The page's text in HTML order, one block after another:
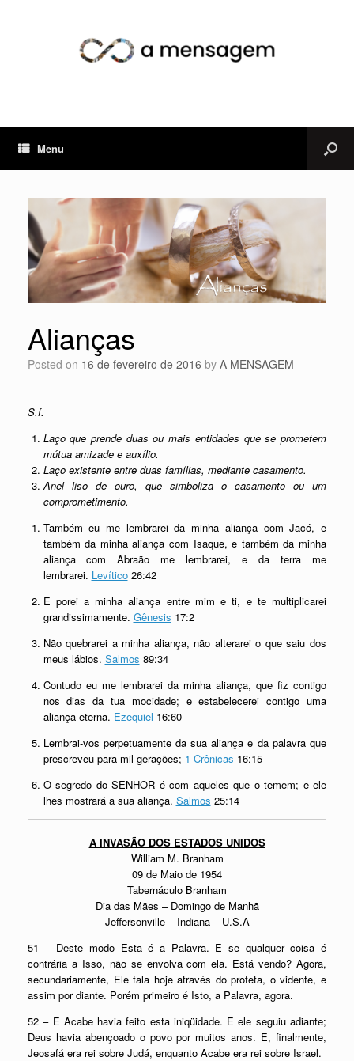
Menu
Alianças
Posted on 16 de fevereiro de 2016 by A MENSAGEM
S.f.
Laço que prende duas ou mais entidades que se prometem
mútua amizade e auxílio.
Laço existente entre duas famílias, mediante casamento.
Anel liso de ouro, que simboliza o casamento ou um
comprometimento.
Também eu me lembrarei da minha aliança com Jacó, e
também da minha aliança com Isaque, e também da minha
aliança com Abraão me lembrarei, e da terra me
lembrarei. Levítico26:42
E porei a minha aliança entre mim e ti, e te multiplicarei
grandissimamente. Gênesis 17:2
Não quebrarei a minha aliança, não alterarei o que saiu dos
meus lábios. Salmos 89:34
Contudo eu me lembrarei da minha aliança, que fiz contigo
nos dias da tua mocidade; e estabelecerei contigo uma
aliança eterna. Ezequiel 16:60
Lembrai-vos perpetuamente da sua aliança e da palavra que
prescreveu para mil gerações; 1 Crônicas 16:15
O segredo do SENHOR é com aqueles que o temem; e ele
lhes mostrará a sua aliança. Salmos 25:14
A INVASÃO DOS ESTADOS UNIDOS
William M. Branham
09 de Maio de 1954
Tabernáculo Branham
Dia das Mães – Domingo de Manhã
Jeffersonville – Indiana – U.S.A
51 – Deste modo Esta é a Palavra. E se qualquer coisa é
contrária a Isso, não se envolva com ela. Está vendo? Agora,
secundariamente, Ele fala hoje através do profeta, o vidente, e
assim por diante. Porém primeiro é Isto, a Palavra, agora.
52 – E Acabe havia feito esta iniqüidade. E ele seguiu adiante;
Deus havia abençoado o povo por muitos anos. E, finalmente,
Jeosafá era rei sobre Judá, enquanto Acabe era rei sobre Israel.